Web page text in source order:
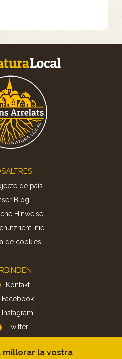
de país
Blog
Hinweise
de cookies
Kontakt
Facebook
Instagram
Twitter
APP
millorar la vostra